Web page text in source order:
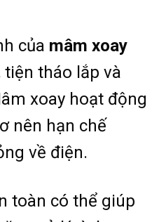
của mâm xoay
tiện tháo lắp và
xoay hoạt động
nên hạn chế
về điện.
toàn có thể giúp